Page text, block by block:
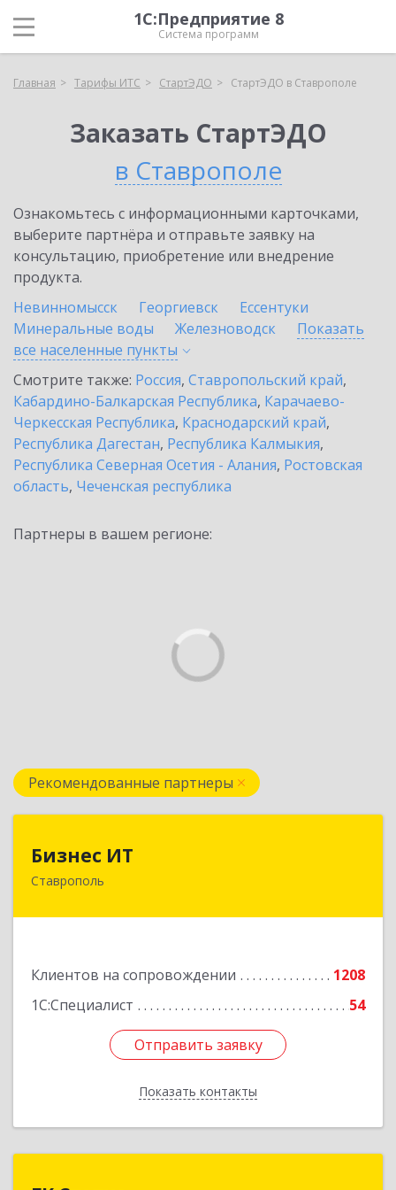
1С:Предприятие 8
Система программ
Главная Тарифы ИТС СтартЭДО СтартЭДО в Ставрополе
Заказать СтартЭДО
в Ставрополе
Ознакомьтесь с информационными карточками,
выберите партнёра и отправьте заявку на
консультацию, приобретение или внедрение
продукта.
Невинномысск
Георгиевск
Ессентуки
Минеральные воды
Железноводск
Показать
все населенные пункты
Смотрите также: Россия, Ставропольский край,
Кабардино-Балкарская Республика, Карачаево-
Черкесская Республика, Краснодарский край,
Республика Дагестан, Республика Калмыкия,
Республика Северная Осетия - Алания, Ростовская
область, Чеченская республика
Партнеры в вашем регионе:
Рекомендованные партнеры
Бизнес ИТ
Ставрополь
Клиентов на сопровождении
1208
1С:Специалист
54
Отправить заявку
Показать контакты
355035, Ставропольский край, Ставрополь г, 1
Отправить заявку
Назад